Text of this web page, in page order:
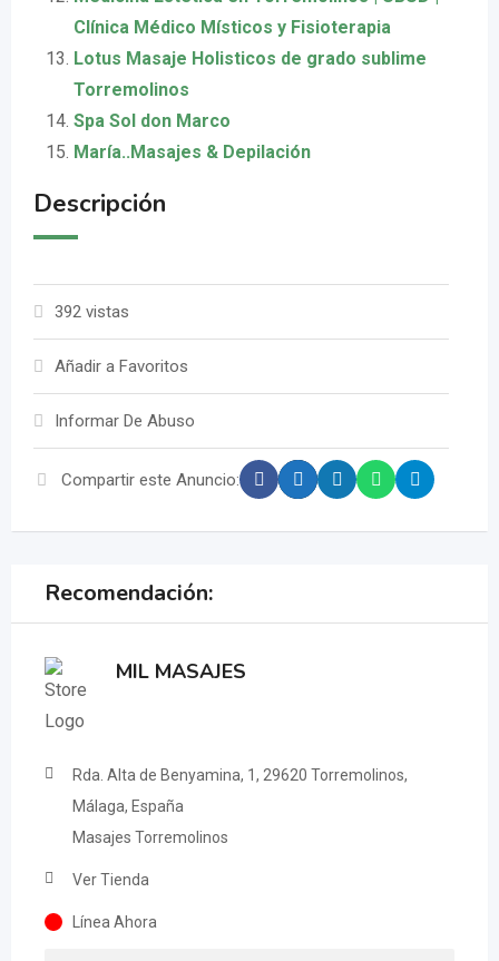
Clínica Médico Místicos y Fisioterapia
Lotus Masaje Holisticos de grado sublime
Torremolinos
Spa Sol don Marco
María..Masajes & Depilación
Descripción
392 vistas
Añadir a Favoritos
Informar De Abuso
Compartir este Anuncio:
Recomendación:
MIL MASAJES
Rda. Alta de Benyamina, 1, 29620 Torremolinos,
Málaga, España
Masajes Torremolinos
Ver Tienda
Línea Ahora